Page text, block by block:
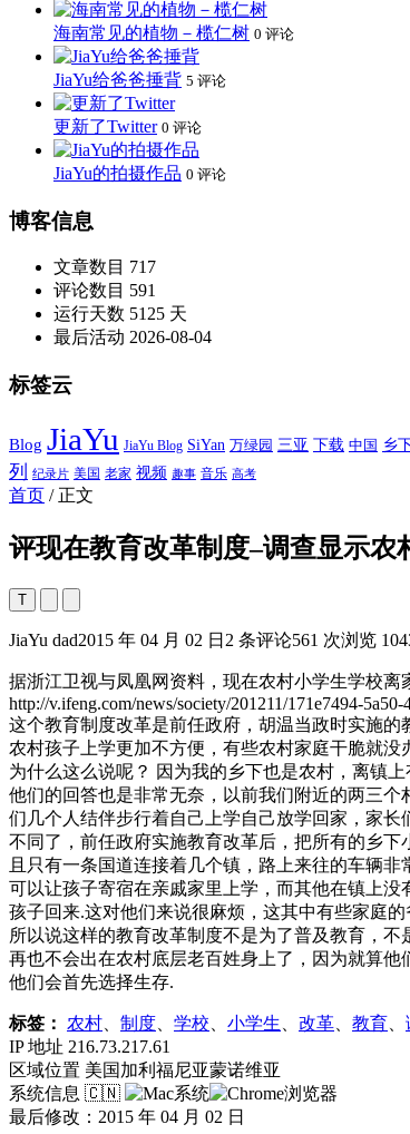
海南常见的植物－榄仁树 0 评论
JiaYu给爸爸捶背 5 评论
更新了Twitter 0 评论
JiaYu的拍摄作品 0 评论
博客信息
文章数目 717
评论数目 591
运行天数 5125 天
最后活动 2026-08-04
标签云
Blog JiaYu JiaYu Blog SiYan 万绿园 三亚 下载 中国 乡
列
纪录片 美国 老家 视频 趣事 音乐 高考
首页 / 正文
评现在教育改革制度–调查显示农
T
JiaYu dad2015 年 04 月 02 日 2 条评论561 次浏览
据浙江卫视与凤凰网资料，现在农村小学生学校
http://v.ifeng.com/news/society/201211/171e7494-
这个教育制度改革是前任政府，胡温当政时实施
农村孩子上学更加不方便，有些农村家庭干脆就
为什么这么说呢？ 因为我的乡下也是农村，离镇
他们的回答也是非常无奈，以前我们附近的两三
们几个人结伴步行着自己上学自己放学回家，家
不同了，前任政府实施教育改革后，把所有的乡
且只有一条国道连接着几个镇，路上来往的车辆
可以让孩子寄宿在亲戚家里上学，而其他在镇上
孩子回来.这对他们来说很麻烦，这其中有些家庭
所以说这样的教育改革制度不是为了普及教育，
再也不会出在农村底层老百姓身上了，因为就算
他们会首先选择生存.
标签： 农村 制度 学校 小学生 改革 教育
IP 地址 216.73.217.61
区域位置 美国加利福尼亚蒙诺维亚
系统信息 🇨🇳
最后修改：2015 年 04 月 02 日